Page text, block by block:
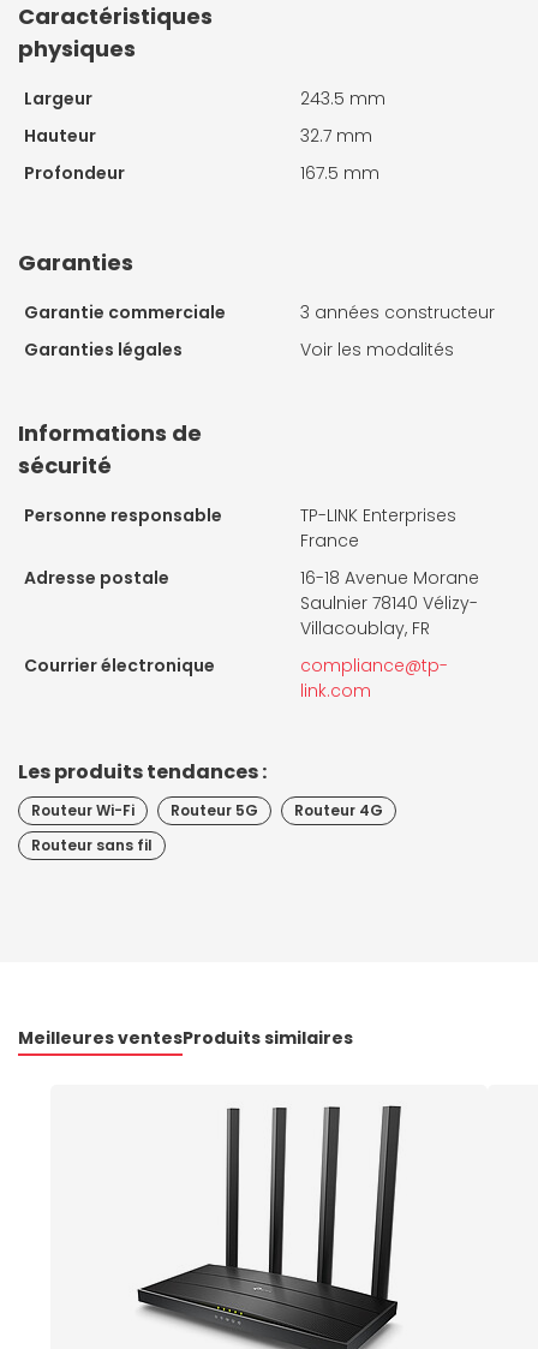
Caractéristiques
physiques
Largeur
243.5 mm
Hauteur
32.7 mm
Profondeur
167.5 mm
Garanties
Garantie commerciale
3 années constructeur
Garanties légales
Voir les modalités
Informations de
sécurité
Personne responsable
TP-LINK Enterprises
France
Adresse postale
16-18 Avenue Morane
Saulnier 78140 Vélizy-
Villacoublay, FR
Courrier électronique
compliance@tp-
link.com
Les produits tendances :
Routeur Wi-Fi Routeur 5G
Routeur 4G
Routeur sans fil
Meilleures ventesProduits similaires